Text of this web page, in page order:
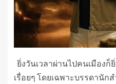
ยิ่งวันเวลาผ่านไปคนเมือง
เรื่อยๆ โดยเฉพาะบรรดานัก